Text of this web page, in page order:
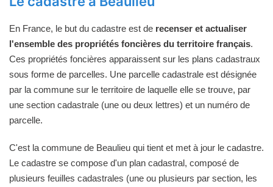
En France, le but du cadastre est de recenser et actualiser
l'ensemble des propriétés foncières du territoire français.
Ces propriétés foncières apparaissent sur les plans cadastraux
sous forme de parcelles. Une parcelle cadastrale est désignée
par la commune sur le territoire de laquelle elle se trouve, par
une section cadastrale (une ou deux lettres) et un numéro de
parcelle.
C'est la commune de Beaulieu qui tient et met à jour le cadastre.
Le cadastre se compose d'un plan cadastral, composé de
plusieurs feuilles cadastrales (une ou plusieurs par section, les